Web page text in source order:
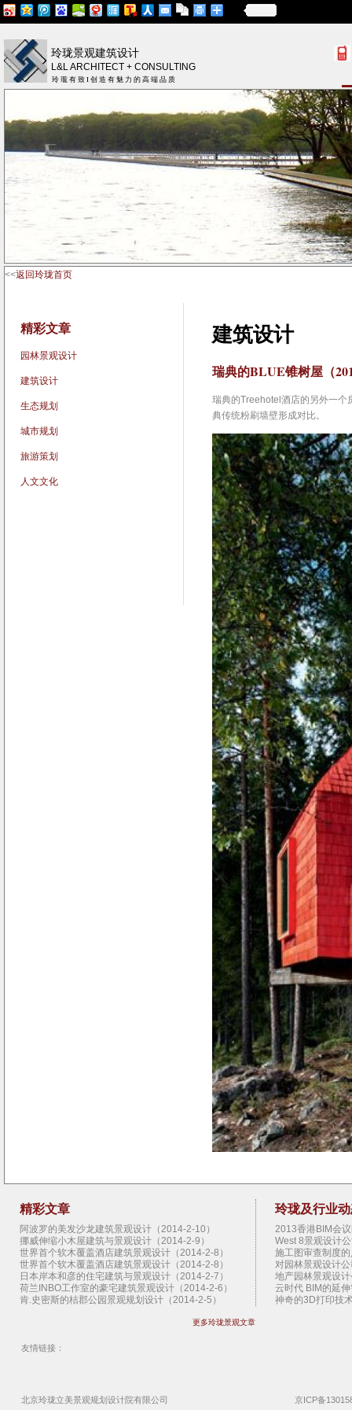
玲珑景观建筑设计
L&L ARCHITECT + CONSULTING
玲 瓏 有 致 I 创 造 有 魅 力 的 高 端 品 质
<<返回玲珑首页
精彩文章
园林景观设计
建筑设计
生态规划
城市规划
旅游策划
人文文化
建筑设计
瑞典的BLUE锥树屋（
瑞典的Treehotel酒店的另外一
典传统粉刷墙壁形成对比。
精彩文章
阿波罗的美发沙龙建筑景观设计（2014-2-10）
挪威伸缩小木屋建筑与景观设计（2014-2-9）
世界首个软木覆盖酒店建筑景观设计（2014-2-8）
世界首个软木覆盖酒店建筑景观设计（2014-2-8）
日本岸本和彦的住宅建筑与景观设计（2014-2-7）
荷兰INBO工作室的豪宅建筑景观设计（2014-2-6）
肯.史密斯的桔郡公园景观规划设计（2014-2-5）
法国度假别墅建筑与园林景观设计（2014-2-3）
法新社新办公区建筑园林景观设计上（2014-2-2）
越南竹屋住宅的建筑与景观设计（2014-1-29）
越南生态别墅的建筑与景观设计（2014-1-28）
更多玲珑景观文章
玲珑及行业
2013香港BIM会
West 8景观设计
施工图审查制度
对园林景观设计
地产园林景观设
云时代 BIM的延
神奇的3D打印技
玲珑园林景观设
BIM成为园林景
友情链接：
北京玲珑立美景观规划设计院有限公司 京ICP备